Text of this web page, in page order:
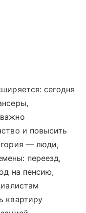
сегодня
и повысить
— люди,
переезд,
на пенсию,
квартиру